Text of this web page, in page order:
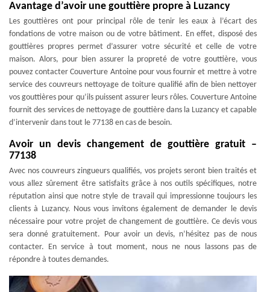
Avantage d’avoir une gouttière propre à Luzancy
Les gouttières ont pour principal rôle de tenir les eaux à l’écart des
fondations de votre maison ou de votre bâtiment. En effet, disposé des
gouttières propres permet d’assurer votre sécurité et celle de votre
maison. Alors, pour bien assurer la propreté de votre gouttière, vous
pouvez contacter Couverture Antoine pour vous fournir et mettre à votre
service des couvreurs nettoyage de toiture qualifié afin de bien nettoyer
vos gouttières pour qu’ils puissent assurer leurs rôles. Couverture Antoine
fournit des services de nettoyage de gouttière dans la Luzancy et capable
d’intervenir dans tout le 77138 en cas de besoin.
Avoir un devis changement de gouttière gratuit –
77138
Avec nos couvreurs zingueurs qualifiés, vos projets seront bien traités et
vous allez sûrement être satisfaits grâce à nos outils spécifiques, notre
réputation ainsi que notre style de travail qui impressionne toujours les
clients à Luzancy. Nous vous invitons également de demander le devis
nécessaire pour votre projet de changement de gouttière. Ce devis vous
sera donné gratuitement. Pour avoir un devis, n’hésitez pas de nous
contacter. En service à tout moment, nous ne nous lassons pas de
répondre à toutes demandes.